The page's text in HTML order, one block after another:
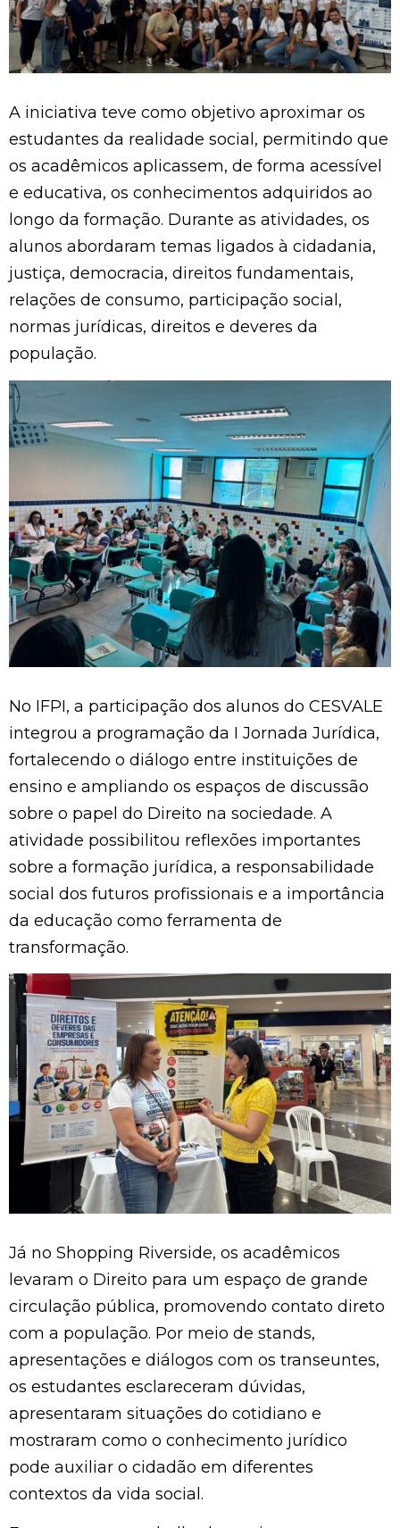
A iniciativa teve como objetivo aproximar os
estudantes da realidade social, permitindo que
os acadêmicos aplicassem, de forma acessível
e educativa, os conhecimentos adquiridos ao
longo da formação. Durante as atividades, os
alunos abordaram temas ligados à cidadania,
justiça, democracia, direitos fundamentais,
relações de consumo, participação social,
normas jurídicas, direitos e deveres da
população.
No IFPI, a participação dos alunos do CESVALE
integrou a programação da I Jornada Jurídica,
fortalecendo o diálogo entre instituições de
ensino e ampliando os espaços de discussão
sobre o papel do Direito na sociedade. A
atividade possibilitou reflexões importantes
sobre a formação jurídica, a responsabilidade
social dos futuros profissionais e a importância
da educação como ferramenta de
transformação.
Já no Shopping Riverside, os acadêmicos
levaram o Direito para um espaço de grande
circulação pública, promovendo contato direto
com a população. Por meio de stands,
apresentações e diálogos com os transeuntes,
os estudantes esclareceram dúvidas,
apresentaram situações do cotidiano e
mostraram como o conhecimento jurídico
pode auxiliar o cidadão em diferentes
contextos da vida social.